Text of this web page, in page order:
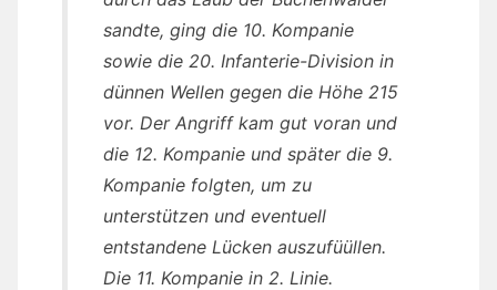
sandte, ging die 10. Kompanie
sowie die 20. Infanterie-Division in
dünnen Wellen gegen die Höhe 215
vor. Der Angriff kam gut voran und
die 12. Kompanie und später die 9.
Kompanie folgten, um zu
unterstützen und eventuell
entstandene Lücken auszufüüllen.
Die 11. Kompanie in 2. Linie.